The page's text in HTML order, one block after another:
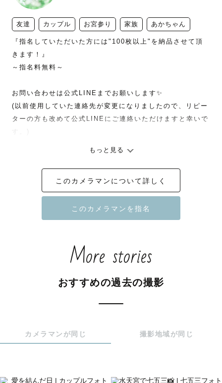
友達 カップル お宮参り 家族 あかちゃん
『指名していただいた方には"100枚以上"を納品させて頂
きます！』
～指名料無料～
お問い合わせは公式LINEまでお願いします✨
(以前使用していた連絡先が変更になりましたので、リピー
ターの方も改めて公式LINEにご連絡いただけますと幸いで
幸せ溢れる写真や、クスっと笑えるような写真。額縁に入
れたくなる"おとぎ話のような"写真が得意です！
ぜひ↓のポートフォリオをご覧ください📸
カップルフォト、ウェディング、ファミリーフォト、お宮
『漫画の一コマのような楽しい写真を、映画のワンシーン
す✨
ん"、"きりん"と呼んでください！！
もっと見る
このカメラマンについて詳しく
More stories
おすすめの過去の撮影
カメラマンが同じ 撮影地域が同じ